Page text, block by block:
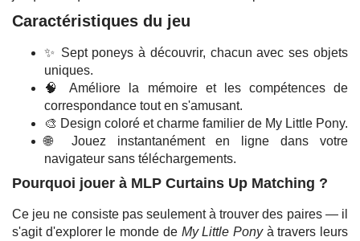
Caractéristiques du jeu
✨ Sept poneys à découvrir, chacun avec ses objets
uniques.
🧠 Améliore la mémoire et les compétences de
correspondance tout en s'amusant.
🎨 Design coloré et charme familier de My Little Pony.
🌐 Jouez instantanément en ligne dans votre
navigateur sans téléchargements.
Pourquoi jouer à MLP Curtains Up Matching ?
Ce jeu ne consiste pas seulement à trouver des paires — il
s'agit d'explorer le monde de My Little Ponyà travers leurs